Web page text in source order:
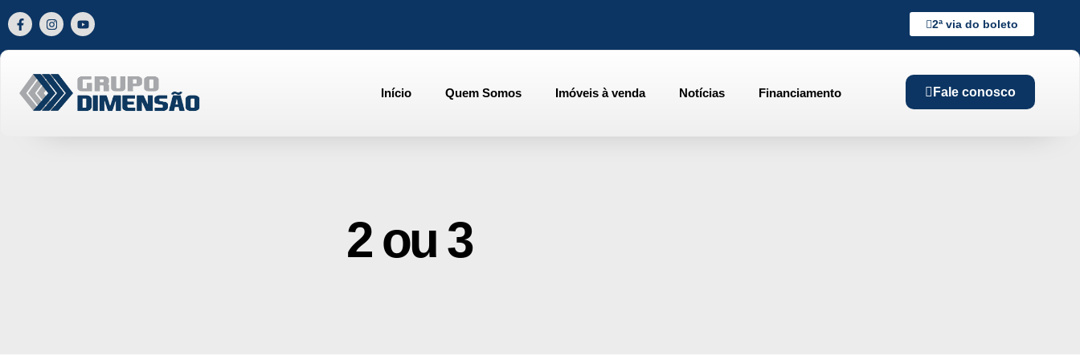
2ª via do boleto
Início Quem Somos Imóveis à venda Notícias Financiamento Fale conosco
2 ou 3